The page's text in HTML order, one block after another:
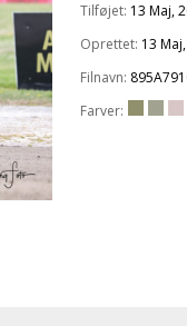
Tilføjet: 13 Maj,
Oprettet: 13
Filnavn:
Farver: